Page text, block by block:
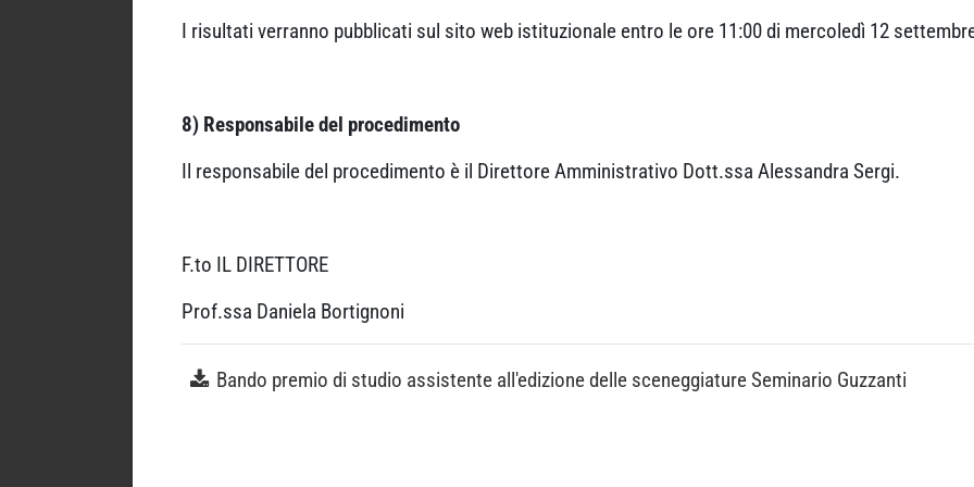
I risultati verranno pubblicati sul sito web istituzionale entro le ore 11:00 di mercoledì 12
8) Responsabile del procedimento
Il responsabile del procedimento è il Direttore Amministrativo Dott.ssa Alessandra Sergi.
F.to IL DIRETTORE
Prof.ssa Daniela Bortignoni
Bando premio di studio assistente all'edizione delle sceneggiature Seminario Guzzanti